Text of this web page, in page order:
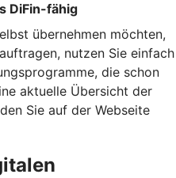
DiFin-fähig
übernehmen möchten,
nutzen Sie einfach
die schon
aktuelle Übersicht der
Sie auf der Webseite